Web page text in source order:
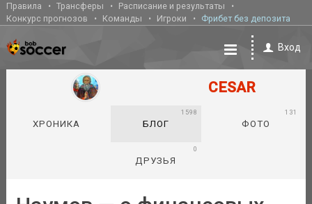
Правила Трансферы
Расписание и результаты
Конкурс прогнозов
Команды Игроки Фрибет без депозита
Вход
CESAR
ХРОНИКА БЛОГ
1598
ФОТО
131
ДРУЗЬЯ
0